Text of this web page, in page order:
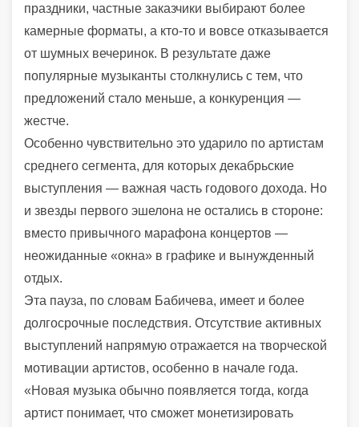
праздники, частные заказчики выбирают более
камерные форматы, а кто-то и вовсе отказывается
от шумных вечеринок. В результате даже
популярные музыканты столкнулись с тем, что
предложений стало меньше, а конкуренция —
жестче.
Особенно чувствительно это ударило по артистам
среднего сегмента, для которых декабрьские
выступления — важная часть годового дохода. Но
и звезды первого эшелона не остались в стороне:
вместо привычного марафона концертов —
неожиданные «окна» в графике и вынужденный
отдых.
Эта пауза, по словам Бабичева, имеет и более
долгосрочные последствия. Отсутствие активных
выступлений напрямую отражается на творческой
мотивации артистов, особенно в начале года.
«Новая музыка обычно появляется тогда, когда
артист понимает, что сможет монетизировать